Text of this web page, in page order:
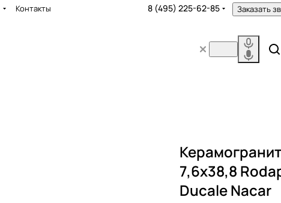
Контакты 8 (495) 225-62-85 Заказать
Керамогранит
7,6x38,8
Ducale Nacar